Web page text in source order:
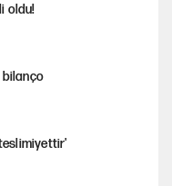
oldu!
bilanço